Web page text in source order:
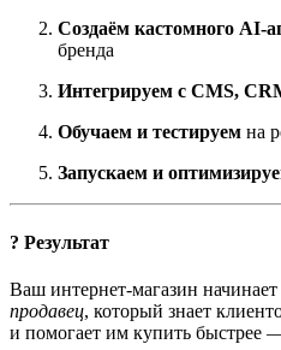
Создаём кастомного AI-
бренда
Интегрируем с CMS,
Обучаем и тестируем на
Запускаем и
? Результат
Ваш интернет-магазин начинает
продавец, который знает
и помогает им купить быстрее